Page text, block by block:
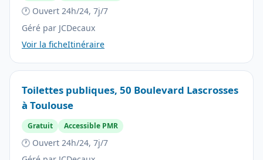
🕐 Ouvert 24h/24, 7j/7
Géré par JCDecaux
Voir la ficheItinéraire
Toilettes publiques, 50 Boulevard Lascrosses
à Toulouse
Gratuit Accessible PMR
🕐 Ouvert 24h/24, 7j/7